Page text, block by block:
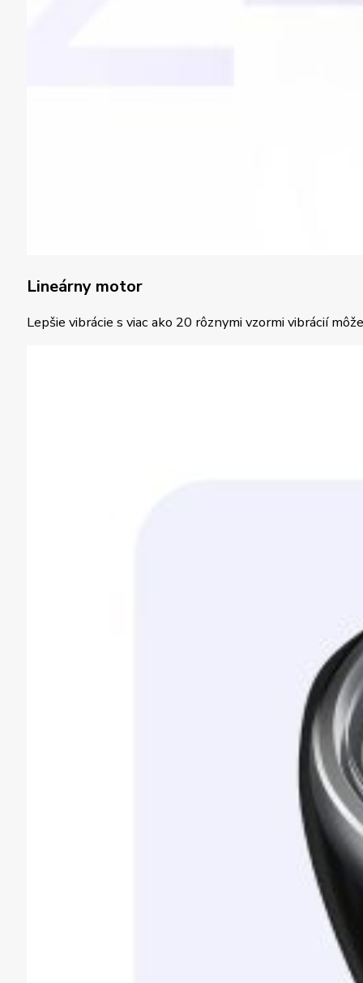
Lineárny motor
Lepšie vibrácie s viac ako 20 rôznymi vzormi vibrácií